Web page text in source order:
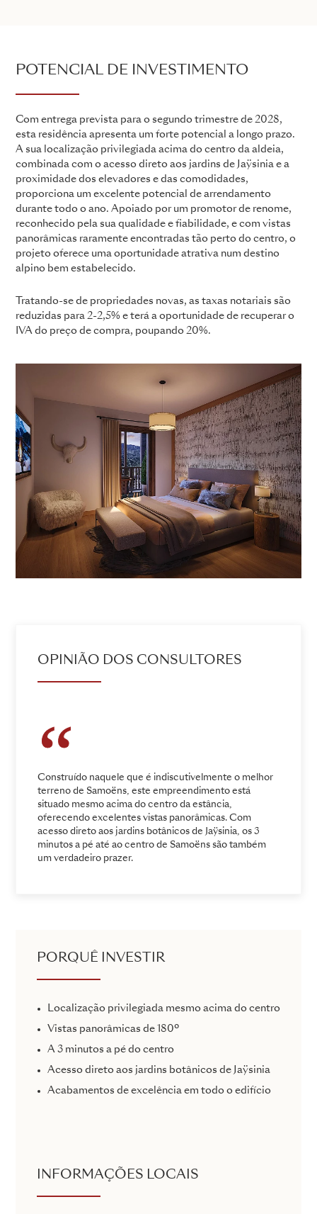
POTENCIAL DE INVESTIMENTO
Com entrega prevista para o segundo trimestre de 2028,
esta residência apresenta um forte potencial a longo prazo.
A sua localização privilegiada acima do centro da aldeia,
combinada com o acesso direto aos jardins de Jaÿsinia e a
proximidade dos elevadores e das comodidades,
proporciona um excelente potencial de arrendamento
durante todo o ano. Apoiado por um promotor de renome,
reconhecido pela sua qualidade e fiabilidade, e com vistas
panorâmicas raramente encontradas tão perto do centro, o
projeto oferece uma oportunidade atrativa num destino
alpino bem estabelecido.
Tratando-se de propriedades novas, as taxas notariais são
reduzidas para 2-2,5% e terá a oportunidade de recuperar o
IVA do preço de compra, poupando 20%.
OPINIÃO DOS CONSULTORES
Construído naquele que é indiscutivelmente o melhor
terreno de Samoëns, este empreendimento está
situado mesmo acima do centro da estância,
oferecendo excelentes vistas panorâmicas. Com
acesso direto aos jardins botânicos de Jaÿsinia, os 3
minutos a pé até ao centro de Samoëns são também
um verdadeiro prazer.
PORQUÊ INVESTIR
Localização privilegiada mesmo acima do centro
Vistas panorâmicas de 180º
A 3 minutos a pé do centro
Acesso direto aos jardins botânicos de Jaÿsinia
Acabamentos de excelência em todo o edifício
INFORMAÇÕES LOCAIS